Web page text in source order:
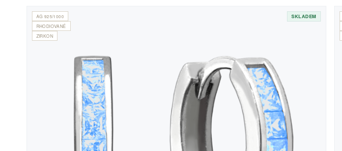
AG 925/1000
RHODIOVANÉ
ZIRKON
SKLADEM